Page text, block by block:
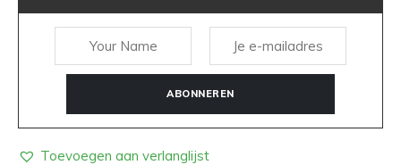
ABONNEREN
Toevoegen aan verlanglijst